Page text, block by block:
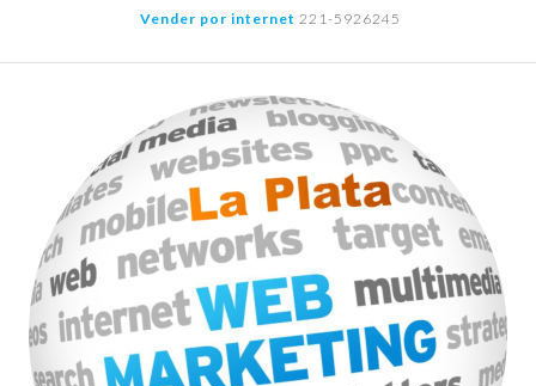
contenido
Vender por internet 221-5926245